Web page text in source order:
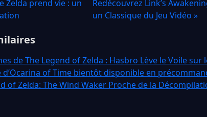
Zelda prend vie : un
Redécouvrez Link’s
un Classique du Jeu Vidéo »
de The Legend of Zelda : Hasbro Lève le Voile sur
d’Ocarina of Time bientôt disponible en
of Zelda: The Wind Waker Proche de la